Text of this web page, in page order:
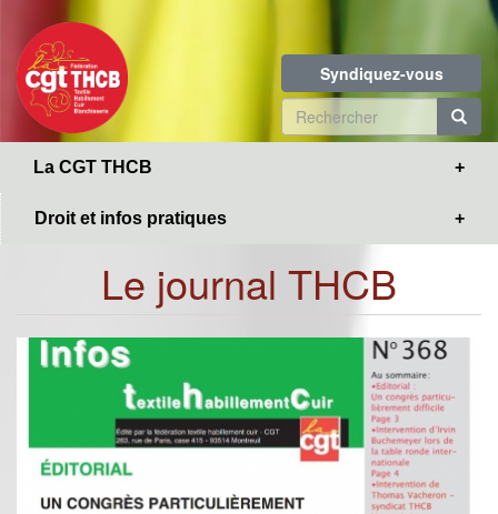
contenu
principal
Syndiquez-vous
Formulaire
de
La CGT THCB
Droit et infos pratiques
Le journal THCB